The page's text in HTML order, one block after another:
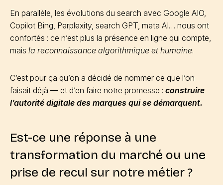
En parallèle, les évolutions du search avec Google AIO,
Copilot Bing, Perplexity, search GPT, meta AI… nous ont
confortés : ce n’est plus la présence en ligne qui compte,
mais la reconnaissance algorithmique et humaine.
C’est pour ça qu’on a décidé de nommer ce que l’on
faisait déjà — et d’en faire notre promesse : construire
l’autorité digitale des marques qui se démarquent.
Est-ce une réponse à une
transformation du marché ou une
prise de recul sur notre métier ?